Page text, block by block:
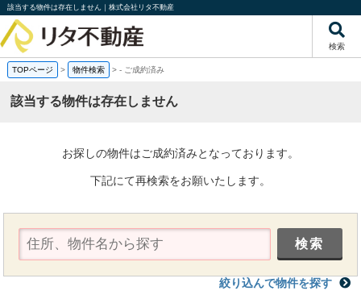
該当する物件は存在しません｜株式会社リタ不動産
検索
TOPページ > 物件検索 >- ご成約済み
該当する物件は存在しません
お探しの物件はご成約済みとなっております。
下記にて再検索をお願いたします。
絞り込んで物件を探す